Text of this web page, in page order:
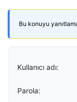
Bu konuyu
Kullanıcı adı:
Parola: